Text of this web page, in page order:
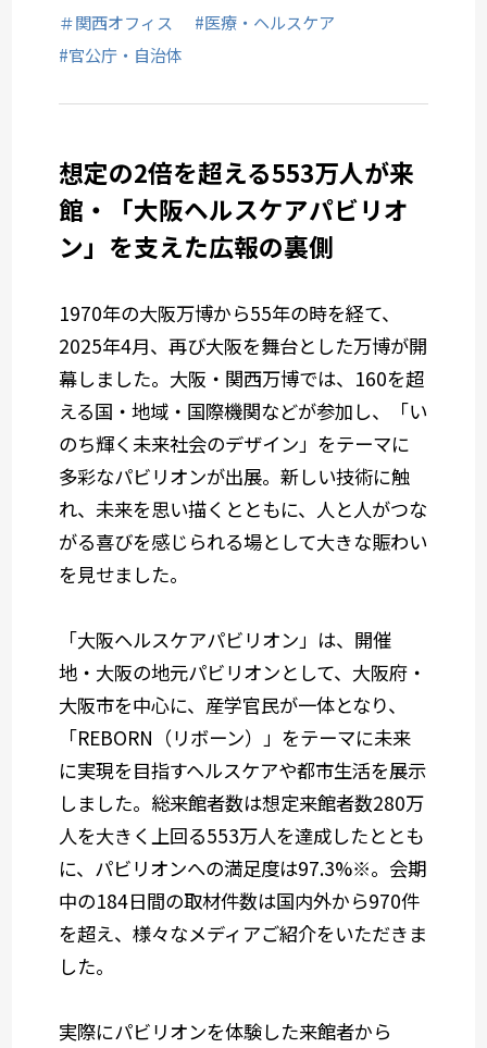
＃関西オフィス
#医療・ヘルスケア
#官公庁・自治体
想定の2倍を超える553万人が来
館・「大阪ヘルスケアパビリオ
ン」を支えた広報の裏側
1970年の大阪万博から55年の時を経て、
2025年4月、再び大阪を舞台とした万博が開
幕しました。大阪・関西万博では、160を超
える国・地域・国際機関などが参加し、「い
のち輝く未来社会のデザイン」をテーマに
多彩なパビリオンが出展。新しい技術に触
れ、未来を思い描くとともに、人と人がつな
がる喜びを感じられる場として大きな賑わい
を見せました。
「大阪ヘルスケアパビリオン」は、開催
地・大阪の地元パビリオンとして、大阪府・
大阪市を中心に、産学官民が一体となり、
「REBORN（リボーン）」をテーマに未来
に実現を目指すヘルスケアや都市生活を展示
しました。総来館者数は想定来館者数280万
人を大きく上回る553万人を達成したととも
に、パビリオンへの満足度は97.3%※。会期
中の184日間の取材件数は国内外から970件
を超え、様々なメディアご紹介をいただきま
した。
実際にパビリオンを体験した来館者から
関西オフィス
業種から選ぶ